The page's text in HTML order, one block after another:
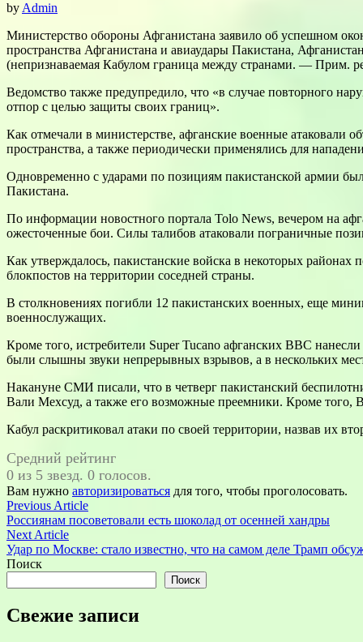
byAdmin
Министерство обороны Афганистана заявило об успешном
пространства Афганистана и авиаудары Пакистана,
(непризнаваемая Кабулом граница между странами. — Прим.
Ведомство также предупредило, что «в случае повторного
отпор с целью защиты своих границ».
Как отмечали в министерстве, афганские военные атаковали
пространства, а также периодически применялись для
Одновременно с ударами по позициям пакистанской армии
Пакистана.
По информации новостного портала Tolo News, вечером на
ожесточенные бои. Силы талибов атаковали пограничные
Как утверждалось, пакистанские войска в некоторых
блокпостов на территории соседней страны.
В столкновениях погибли 12 пакистанских военных, еще
военнослужащих.
Кроме того, истребители Super Tucano афганских ВВС
были слышны звуки непрерывных взрывов, а в нескольких
Накануне СМИ писали, что в четверг пакистанский
Вали Мехсуд, а также его возможные преемники. Кроме того,
Кабул раскритиковал атаки по своей территории, назвав их
Средний рейтинг
0 из 5 звезд. 0 голосов.
Вам нужно авторизироваться для того, чтобы проголосовать.
Навигация
по
записям
Previous ArticlePrevious
article:
Россиянам посоветовали есть шоколад от осенней хандры
Next ArticleNext
article:
Удар по Москве: стало известно, что на самом деле Трамп
Поиск
Поиск
Свежие записи